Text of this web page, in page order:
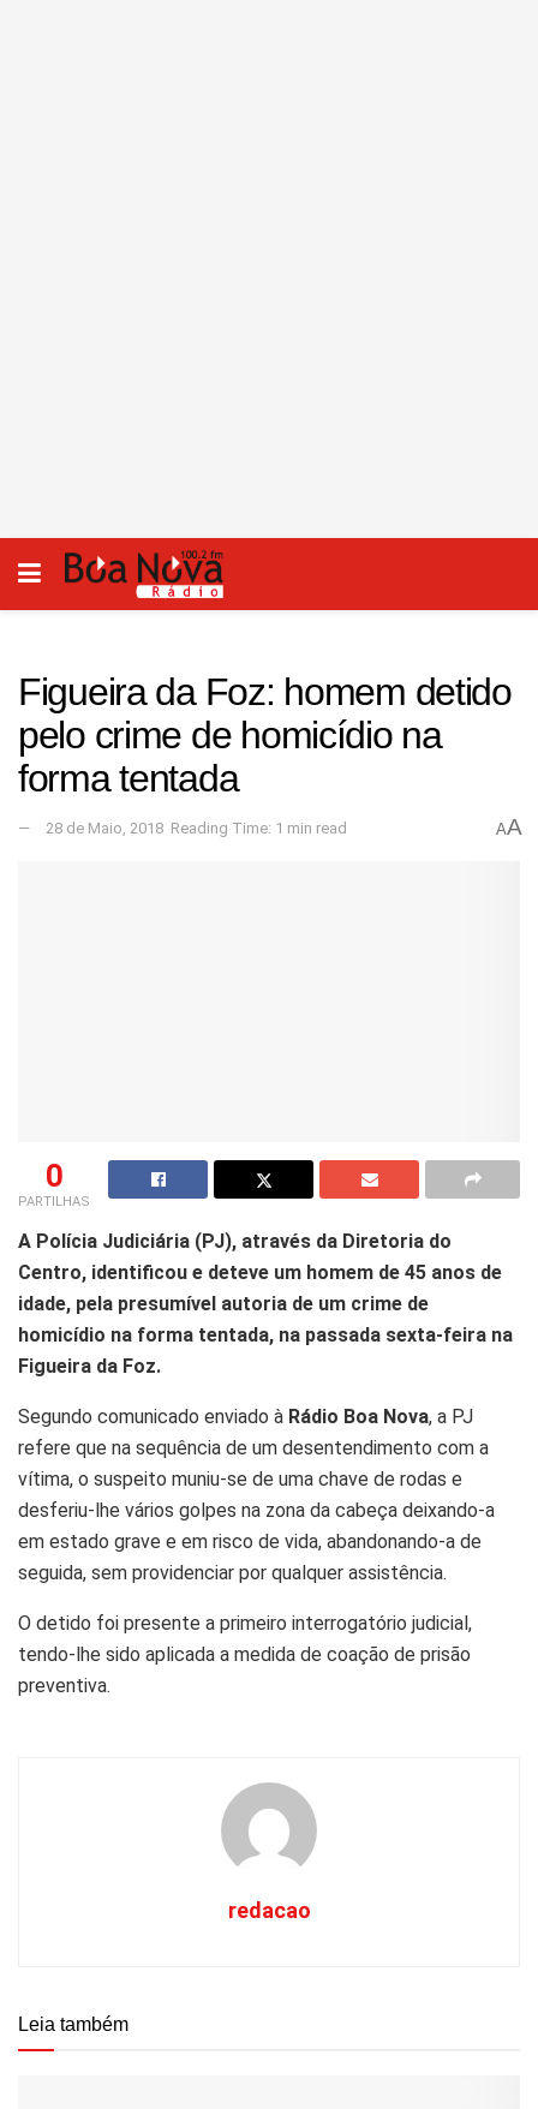
Figueira da Foz: homem detido
pelo crime de homicídio na
forma tentada
28 de Maio, 2018 Reading Time: 1 min read AA
0
PARTILHAS
A Polícia Judiciária (PJ), através da Diretoria do
Centro, identificou e deteve um homem de 45 anos de
idade, pela presumível autoria de um crime de
homicídio na forma tentada, na passada sexta-feira na
Figueira da Foz.
Segundo comunicado enviado à Rádio Boa Nova, a PJ
refere que na sequência de um desentendimento com a
vítima, o suspeito muniu-se de uma chave de rodas e
desferiu-lhe vários golpes na zona da cabeça deixando-a
em estado grave e em risco de vida, abandonando-a de
seguida, sem providenciar por qualquer assistência.
O detido foi presente a primeiro interrogatório judicial,
tendo-lhe sido aplicada a medida de coação de prisão
preventiva.
redacao
Leia também